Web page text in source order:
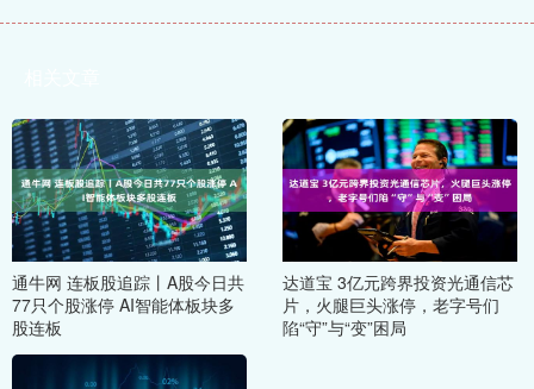
通牛网 连板股追踪丨A股今日共
77只个股涨停 AI智能体板块多
股连板
达道宝 3亿元跨界投资光通信芯
片，火腿巨头涨停，老字号们
陷“守”与“变”困局